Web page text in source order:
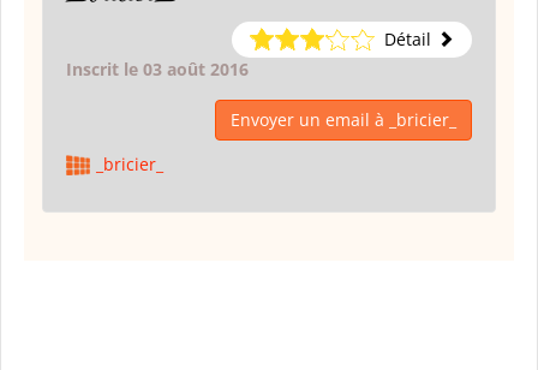
Détail
Inscrit le 03 août 2016
Envoyer un email à _bricier_
_bricier_